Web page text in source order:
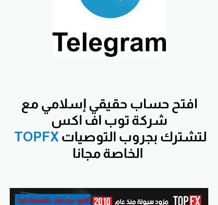
افتح حساب حقيقي إسلامي مع
شركة توب اف اكس
TOPFX